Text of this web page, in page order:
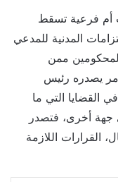
أم فرعية تسقط
المدنية للمدعي
ممن
يصدره رئيس
القضايا التي ما
جهة أخرى، فتصدر
القرارات اللازمة